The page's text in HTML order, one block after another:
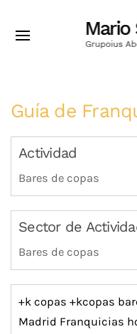
Guía de
Actividad
Bares de copas
Sector de
Bares de copas
+k copas +kcopas
Madrid Franquicias